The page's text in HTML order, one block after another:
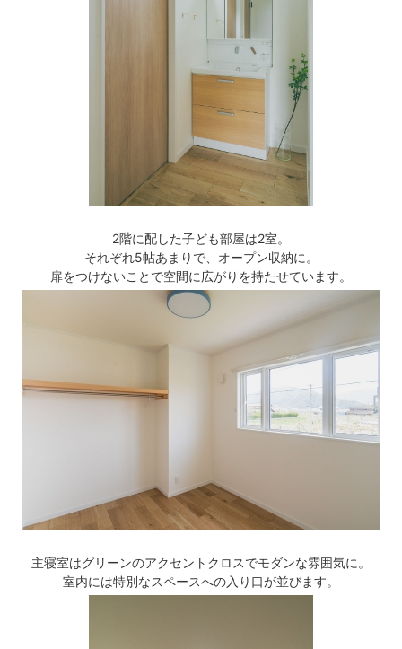
2階に配した子ども部屋は2室。
それぞれ5帖あまりで、オープン収納に。
扉をつけないことで空間に広がりを持たせています。
主寝室はグリーンのアクセントクロスでモダンな雰囲気に。
室内には特別なスペースへの入り口が並びます。